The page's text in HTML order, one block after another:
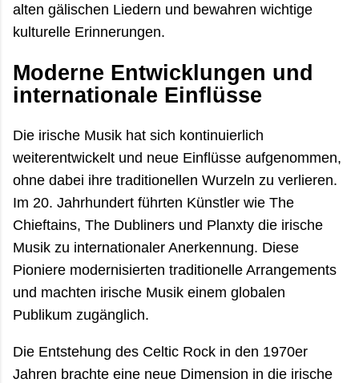
alten gälischen Liedern und bewahren wichtige
kulturelle Erinnerungen.
Moderne Entwicklungen und
internationale Einflüsse
Die irische Musik hat sich kontinuierlich
weiterentwickelt und neue Einflüsse aufgenommen,
ohne dabei ihre traditionellen Wurzeln zu verlieren.
Im 20. Jahrhundert führten Künstler wie The
Chieftains, The Dubliners und Planxty die irische
Musik zu internationaler Anerkennung. Diese
Pioniere modernisierten traditionelle Arrangements
und machten irische Musik einem globalen
Publikum zugänglich.
Die Entstehung des Celtic Rock in den 1970er
Jahren brachte eine neue Dimension in die irische